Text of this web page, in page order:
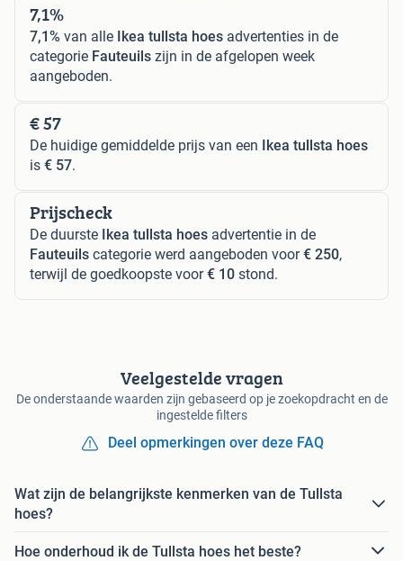
7,1%
7,1% van alle Ikea tullsta hoes advertenties in de
categorie Fauteuils zijn in de afgelopen week
aangeboden.
€ 57
De huidige gemiddelde prijs van een
Ikea tullsta hoes
is € 57.
Prijscheck
De duurste Ikea tullsta hoes advertentie in de
Fauteuils categorie werd aangeboden voor€ 250,
terwijl de goedkoopste voor€ 10 stond.
Veelgestelde vragen
De onderstaande waarden zijn gebaseerd op je zoekopdracht en de
ingestelde filters
Deel opmerkingen over deze FAQ
Wat zijn de belangrijkste kenmerken van de Tullsta
hoes?
Hoe onderhoud ik de Tullsta hoes het beste?